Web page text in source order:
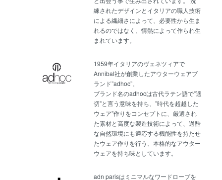
練されたデザインとイタリアの職人技術
による繊細さによって、必要性から生ま
れるのではなく、情熱によって作られ生
まれています。
1959年イタリアのヴェネツィアで
Annibal社が創業したアウターウェアブ
ランド”adhoc”。
ブランド名のadhocは古代ラテン語で”適
切”と言う意味を持ち、”時代を超越した
ウェア”作りをコンセプトに、厳選され
た素材と高度な製造技術によって、過酷
な自然環境にも適応する機能性を持たせ
たウェア作りを行う、本格的なアウター
ウェアを持ち味としています。
adn parisはミニマルなワードローブを